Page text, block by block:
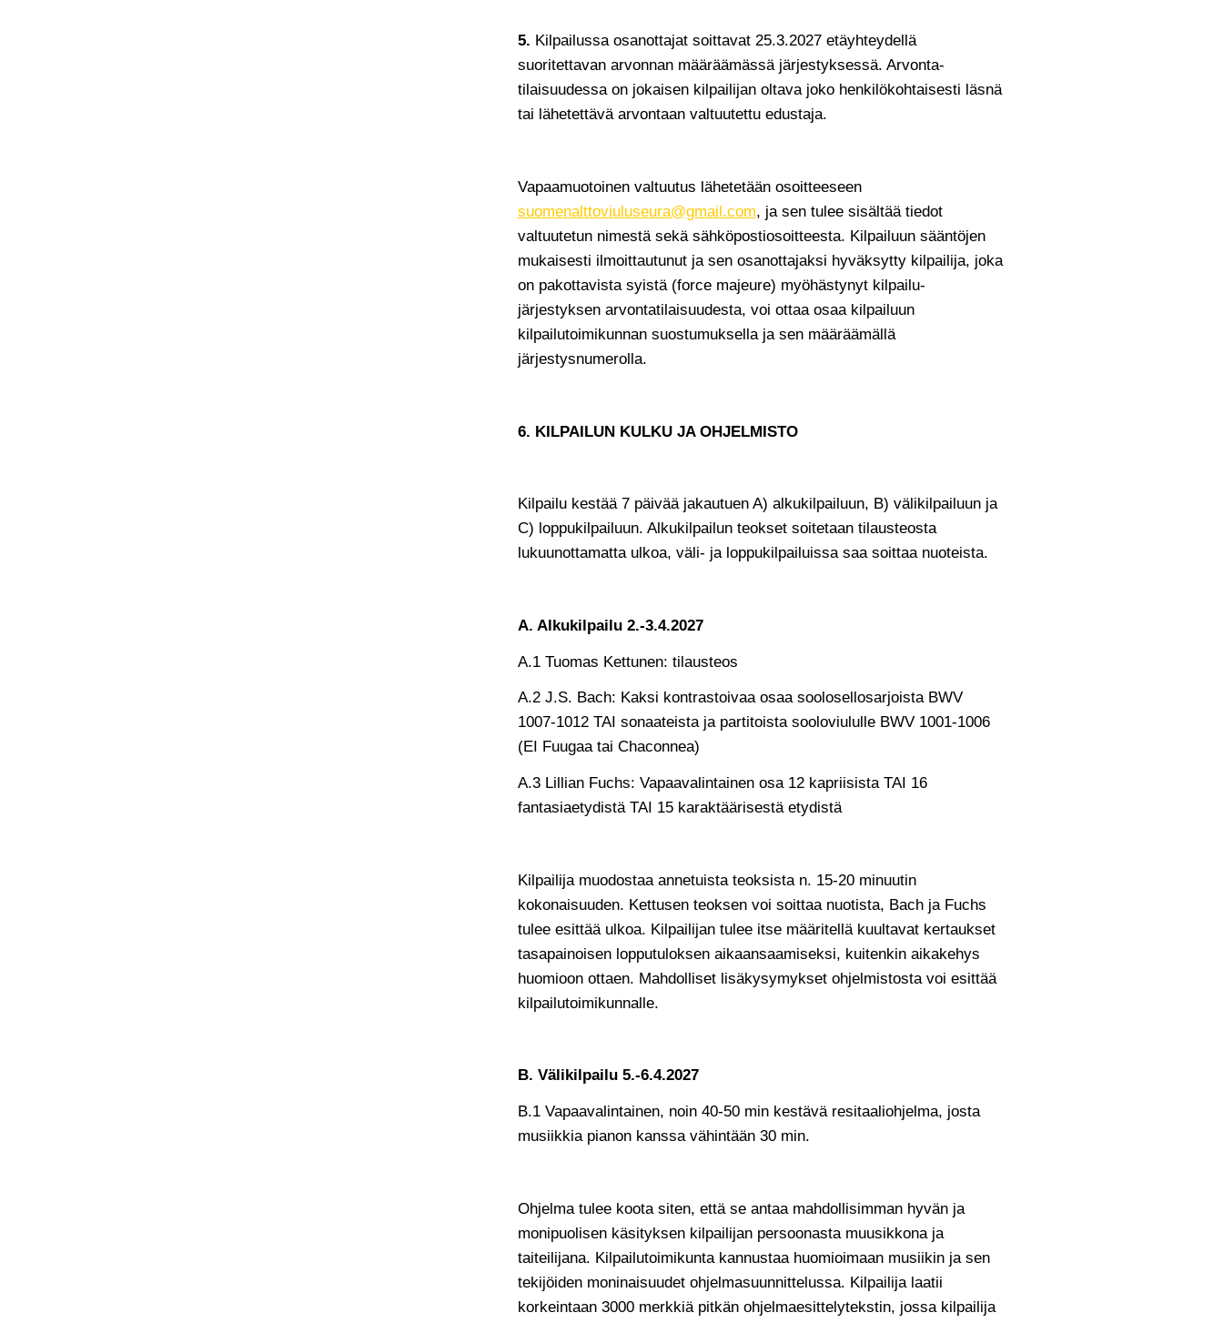
5. Kilpailussa osanottajat soittavat 25.3.2027 etäyhteydellä
suoritettavan arvonnan määräämässä järjestyksessä. Arvonta-
tilaisuudessa on jokaisen kilpailijan oltava joko henkilökohtaisesti läsnä
tai lähetettävä arvontaan valtuutettu edustaja.
Vapaamuotoinen valtuutus lähetetään osoitteeseen
suomenalttoviuluseura@gmail.com, ja sen tulee sisältää tiedot
valtuutetun nimestä sekä sähköpostiosoitteesta. Kilpailuun sääntöjen
mukaisesti ilmoittautunut ja sen osanottajaksi hyväksytty kilpailija, joka
on pakottavista syistä (force majeure) myöhästynyt kilpailu-
järjestyksen arvontatilaisuudesta, voi ottaa osaa kilpailuun
kilpailutoimikunnan suostumuksella ja sen määräämällä
järjestysnumerolla.
6. KILPAILUN KULKU JA OHJELMISTO
Kilpailu kestää 7 päivää jakautuen A) alkukilpailuun, B) välikilpailuun ja
C) loppukilpailuun. Alkukilpailun teokset soitetaan tilausteosta
lukuunottamatta ulkoa, väli- ja loppukilpailuissa saa soittaa nuoteista.
A. Alkukilpailu 2.-3.4.2027
A.1 Tuomas Kettunen: tilausteos
A.2 J.S. Bach: Kaksi kontrastoivaa osaa soolosellosarjoista BWV
1007-1012 TAI sonaateista ja partitoista sooloviululle BWV 1001-1006
(EI Fuugaa tai Chaconnea)
A.3 Lillian Fuchs: Vapaavalintainen osa 12 kapriisista TAI 16
fantasiaetydistä TAI 15 karaktäärisestä etydistä
Kilpailija muodostaa annetuista teoksista n. 15-20 minuutin
kokonaisuuden. Kettusen teoksen voi soittaa nuotista, Bach ja Fuchs
tulee esittää ulkoa. Kilpailijan tulee itse määritellä kuultavat kertaukset
tasapainoisen lopputuloksen aikaansaamiseksi, kuitenkin aikakehys
huomioon ottaen. Mahdolliset lisäkysymykset ohjelmistosta voi esittää
kilpailutoimikunnalle.
B. Välikilpailu 5.-6.4.2027
B.1 Vapaavalintainen, noin 40-50 min kestävä resitaaliohjelma, josta
musiikkia pianon kanssa vähintään 30 min.
Ohjelma tulee koota siten, että se antaa mahdollisimman hyvän ja
monipuolisen käsityksen kilpailijan persoonasta muusikkona ja
taiteilijana. Kilpailutoimikunta kannustaa huomioimaan musiikin ja sen
tekijöiden moninaisuudet ohjelmasuunnittelussa. Kilpailija laatii
korkeintaan 3000 merkkiä pitkän ohjelmaesittelytekstin, jossa kilpailija